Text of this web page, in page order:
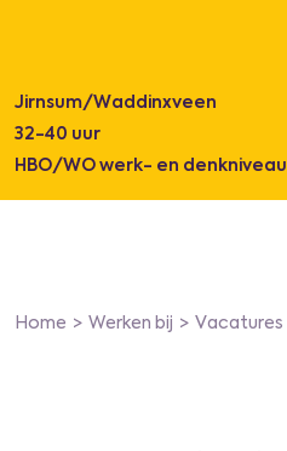
Jirnsum/Waddinxveen
32-40 uur
HBO/WO werk- en denkniveau
Home Werken bij Vacatures